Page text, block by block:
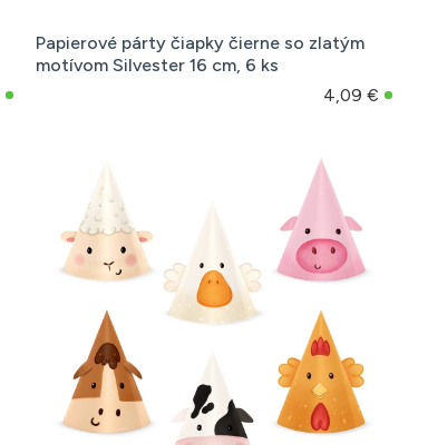
Papierové párty čiapky čierne so zlatým
motívom Silvester 16 cm, 6 ks
4,09 €